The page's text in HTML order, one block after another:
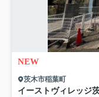
NEW
茨木市稲葉町
イーストヴィレッジ